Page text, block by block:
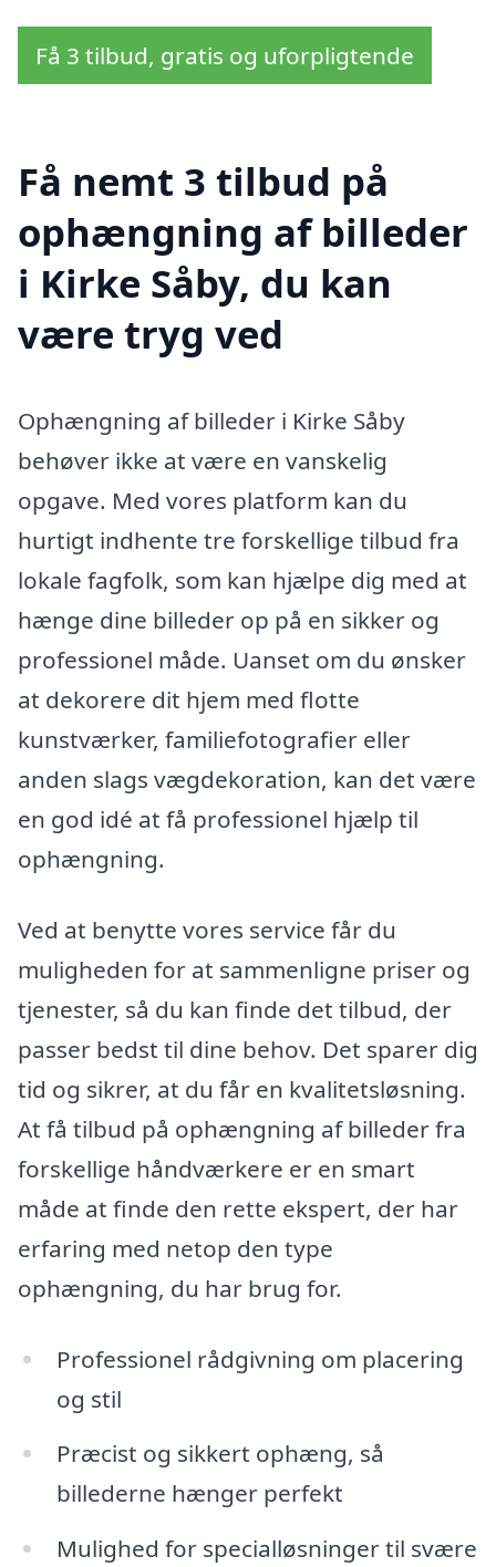
Få 3 tilbud, gratis og uforpligtende
Få nemt 3 tilbud på
ophængning af billeder
i Kirke Såby, du kan
være tryg ved
Ophængning af billeder i Kirke Såby
behøver ikke at være en vanskelig
opgave. Med vores platform kan du
hurtigt indhente tre forskellige tilbud fra
lokale fagfolk, som kan hjælpe dig med at
hænge dine billeder op på en sikker og
professionel måde. Uanset om du ønsker
at dekorere dit hjem med flotte
kunstværker, familiefotografier eller
anden slags vægdekoration, kan det være
en god idé at få professionel hjælp til
ophængning.
Ved at benytte vores service får du
muligheden for at sammenligne priser og
tjenester, så du kan finde det tilbud, der
passer bedst til dine behov. Det sparer dig
tid og sikrer, at du får en kvalitetsløsning.
At få tilbud på ophængning af billeder fra
forskellige håndværkere er en smart
måde at finde den rette ekspert, der har
erfaring med netop den type
ophængning, du har brug for.
Professionel rådgivning om placering
og stil
Præcist og sikkert ophæng, så
billederne hænger perfekt
Mulighed for specialløsninger til svære